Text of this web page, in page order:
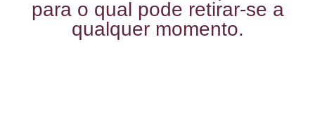
para o qual pode retirar-se a
qualquer momento.